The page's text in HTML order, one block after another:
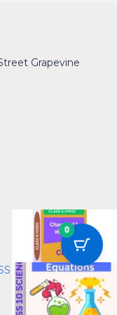
Grapevine
0